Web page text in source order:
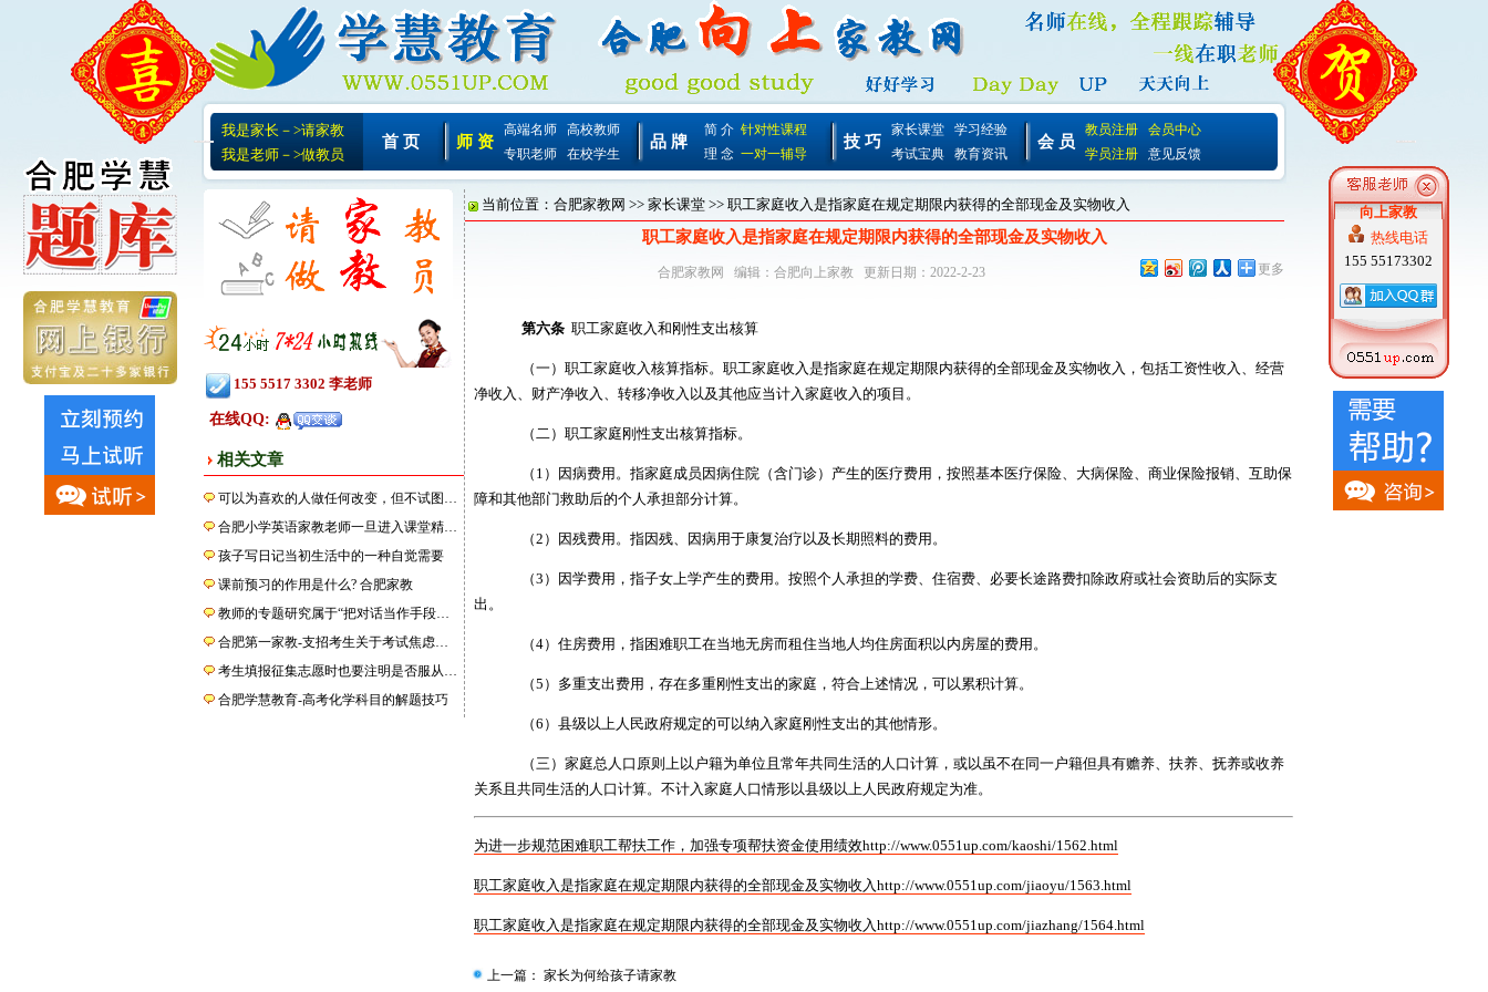
我是家长－>请家教
我是老师－>做教员
首 页 师 资
高端名师
高校教师
专职老师
在校学生
品 牌
简 介 针对性课程
理 念 一对一辅导
技 巧
家长课堂
学习经验
考试宝典
教育资讯
会 员
教员注册
会员中心
学员注册
意见反馈
155 5517 3302 李老师
在线QQ:
相关文章
可以为喜欢的人做任何改变，但不试图…
合肥小学英语家教老师一旦进入课堂精…
孩子写日记当初生活中的一种自觉需要
课前预习的作用是什么? 合肥家教
教师的专题研究属于“把对话当作手段…
合肥第一家教-支招考生关于考试焦虑…
考生填报征集志愿时也要注明是否服从…
合肥学慧教育-高考化学科目的解题技巧
当前位置： 合肥家教网 >> 家长课堂 >> 职工家庭收入是指家庭在规定期限内获得的全部现金及实物收入
职工家庭收入是指家庭在规定期限内获得的全部现金及实物收入
合肥家教网 编辑： 合肥向上家教 更新日期：2022-2-23 更多
第六条职工家庭收入和刚性支出核算
（一）职工家庭收入核算指标。职工家庭收入是指家庭在规定期限内获得的全部现金及实物收入，包括工资性收入、经营
净收入、财产净收入、转移净收入以及其他应当计入家庭收入的项目。
（二）职工家庭刚性支出核算指标。
（ 1 ）因病费用。指家庭成员因病住院（含门诊）产生的医疗费用，按照基本医疗保险、大病保险、商业保险报销、互助保
障和其他部门救助后的个人承担部分计算。
（2 ）因残费用。指因残、因病用于康复治疗以及长期照料的费用。
（3 ）因学费用，指子女上学产生的费用。按照个人承担的学费、住宿费、必要长途路费扣除政府或社会资助后的实际支
出。
（4）住房费用，指困难职工在当地无房而租住当地人均住房面积以内房屋的费用。
（5 ）多重支出费用，存在多重刚性支出的家庭，符合上述情况，可以累积计算。
（6 ）县级以上人民政府规定的可以纳入家庭刚性支出的其他情形。
（三）家庭总人口原则上以户籍为单位且常年共同生活的人口计算，或以虽不在同一户籍但具有赡养、扶养、抚养或收养
关系且共同生活的人口计算。不计入家庭人口情形以县级以上人民政府规定为准。
为进一步规范困难职工帮扶工作，加强专项帮扶资金使用绩效http://www.0551up.com/kaoshi/1562.html
职工家庭收入是指家庭在规定期限内获得的全部现金及实物收入http://www.0551up.com/jiaoyu/1563.html
职工家庭收入是指家庭在规定期限内获得的全部现金及实物收入http://www.0551up.com/jiazhang/1564.html
上一篇： 家长为何给孩子请家教
向上家教
热线电话
155 55173302